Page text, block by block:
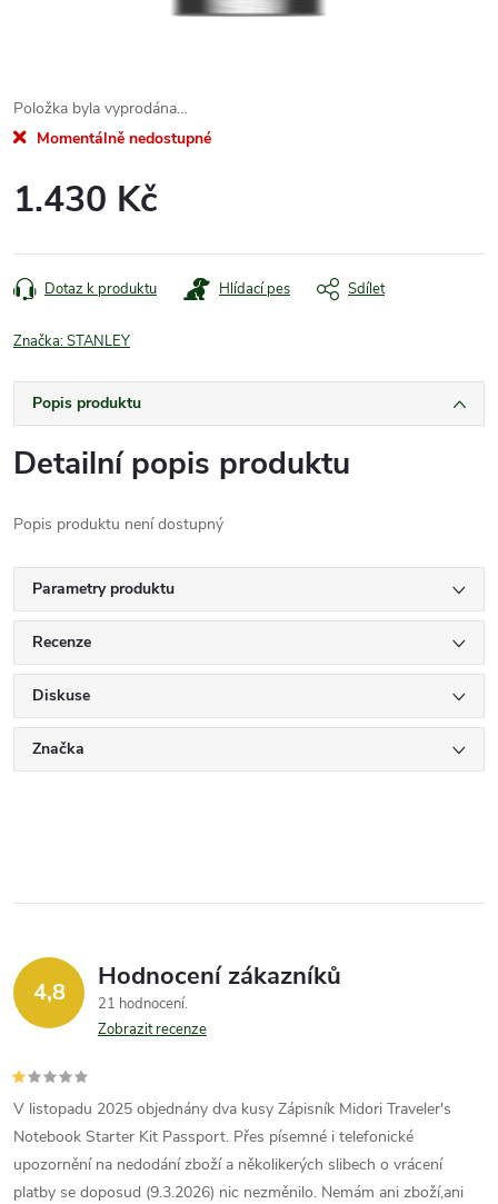
Položka byla vyprodána…
Momentálně nedostupné
1.430 Kč
cena:
Dotaz k produktu Hlídací pes Sdílet
Značka:STANLEY
Popis produktu
Detailní popis produktu
Popis produktu není dostupný
Parametry produktu
Recenze
Diskuse
Značka
4,8 Hodnocení zákazníků
21 hodnocení
Zobrazit recenze
V listopadu 2025 objednány dva kusy Zápisník Midori Traveler's
Notebook Starter Kit Passport. Přes písemné i telefonické
upozornění na nedodání zboží a několikerých slibech o vrácení
platby se doposud (9.3.2026) nic nezměnilo. Nemám ani zboží,ani